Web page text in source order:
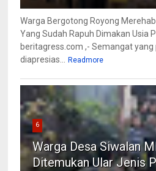
Warga Bergotong Royong
Yang Sudah Rapuh Dimakan Usia
beritagress.com ,- Semangat
diapresias... Readmore
6
Warga Desa Siwalan
Ditemukan Ular Jenis